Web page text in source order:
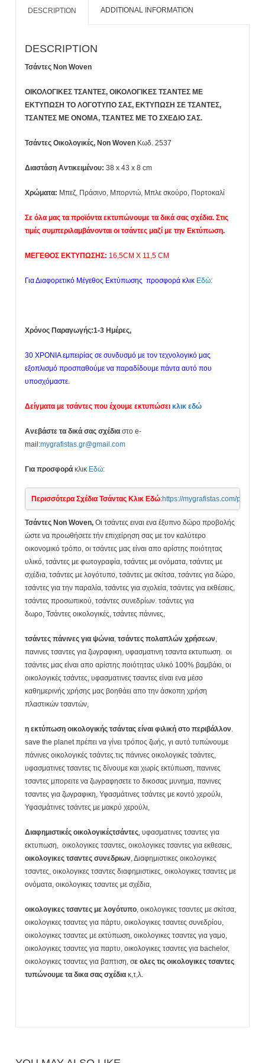
DESCRIPTION ADDITIONAL INFORMATION
DESCRIPTION
Τσάντες Non Woven
ΟΙΚΟΛΟΓΙΚΕΣ ΤΣΑΝΤΕΣ, ΟΙΚΟΛΟΓΙΚΕΣ ΤΣΑΝΤΕΣ ΜΕ
ΕΚΤΥΠΩΣΗ ΤΟ ΛΟΓΟΤΥΠΟ ΣΑΣ, ΕΚΤΥΠΩΣΗ ΣΕ ΤΣΑΝΤΕΣ,
ΤΣΑΝΤΕΣ ΜΕ ΟΝΟΜΑ, ΤΣΑΝΤΕΣ ΜΕ ΤΟ ΣΧΕΔΙΟ ΣΑΣ.
Τσάντες Οικολογικές, Non Woven Κωδ. 2537
Διαστάση Αντικειμένου: 38 x 43 x 8 cm
Χρώματα: Μπεζ, Πράσινο, Μπορντώ, Μπλε σκούρο, Πορτοκαλί
Σε όλα μας τα προϊόντα εκτυπώνουμε τα δικά σας σχέδια.Στις
τιμές συμπεριλαμβάνονται οι τσάντες μαζί με την Εκτύπωση.
ΜΕΓΕΘΟΣ ΕΚΤΥΠΩΣΗΣ: 16,5CM X 11,5 CM
Για Διαφορετικό Μέγεθος Εκτύπωσης προσφορά κλικ Εδώ:
Χρόνος Παραγωγής:1-3 Ημέρες,
30 ΧΡΟΝΙΑ εμπειρίας σε συνδυσμό με τον τεχνολογικό μας
εξοπλισμό προσπαθούμε να παραδίδουμε πάντα αυτό που
υποσχόμαστε.
Δείγματα με τσάντες που έχουμε εκτυπώσει κλικ εδώ
Ανεβάστε τα δικά σας σχέδια στο e-
mail:mygrafistas.gr@gmail.com
Για προσφορά κλικ Εδώ:
Περισσότερα Σχέδια Τσάντας Κλικ Εδώ:https://mygrafistas.com/
Τσάντες Non Woven,Οι τσάντες ειναι ενα έξυπνο δώρο προβολής
ώστε να προωθήσετε τήν επιχείρηση σας με τον καλύτερο
οικονομικό τρόπο, οι τσάντες μας είναι απο αρίστης ποιότητας
υλικό, τσάντες με φωτογραφία, τσάντες με ονόματα, τσάντες με
σχέδια, τσάντες με λογότυπο, τσάντες με σκίτσα, τσάντες για δώρο,
τσάντες για την παραλία, τσάντες για σχολεία, τσάντες για εκθέσεις,
τσάντες προσωπικού, τσάντες συνεδρίων. τσάντες για
δωρο, Τσάντες οικολογικές, τσάντες πάνινες,
τσάντες πάνινες για ψώνια,τσάντες πολαπλών χρήσεων,
πανινες τσαντες για ζωγραφικη, υφασματινη τσαντα εκτυπωση. οι
τσάντες μας είναι απο αρίστης ποιότητας υλικό 100% βαμβάκι, οι
οικολογικές τσάντες, υφασματινες τσαντες είναι ενα μέσο
καθημερινής χρήσης μας βοηθάει απο την άσκοπη χρήση
πλαστικών τσαντών,
η εκτύπωση οικολογικής τσάντας είναι φιλική στο περιβάλλον.
save the planet πρέπει να γίνει τρόπος ζωής, γι αυτό τυπώνουμε
πάνινες οικολογικές τσάντες.τις πάνινες οικολογικές τσάντες,
υφασματινες τσαντες τις δίνουμε και χωρίς εκτύπωση, πανινες
τσαντες μπορειτε να ζωγραφησετε το δικοσας μυνημα, πανινες
τσαντες για ζωγραφικη, Υφασμάτινες τσάντες με κοντό χερούλι,
Υφασμάτινες τσάντες με μακρύ χερούλι,
Διαφημιστικές οικολογικέςτσάντες, υφασματινες τσαντες για
εκτυπωση, οικολογικες τσαντες, οικολογικες τσαντες για εκθεσεις,
οικολογικες τσαντες συνεδριων, Διαφημιστικες οικολογικες
τσαντες, οικολογικες τσαντες διαφημιστικες, οικολογικες τσαντες με
ονόματα, οικολογικες τσαντες με σχέδια,
οικολογικες τσαντες με λογότυπο, οικολογικες τσαντες με σκίτσα,
οικολογικες τσαντες για πάρτυ, οικολογικες τσαντες συνεδρίου,
οικολογικες τσαντες με εκτύπωση, οικολογικες τσαντες για γαμο,
οικολογικες τσαντες για παρτυ, οικολογικες τσαντες για bachelor,
οικολογικες τσαντες για βαπτιση, σε ολες τις οικολογικες τσαντες
τυπώνουμε τα δικα σας σχέδια κ,τ,λ.